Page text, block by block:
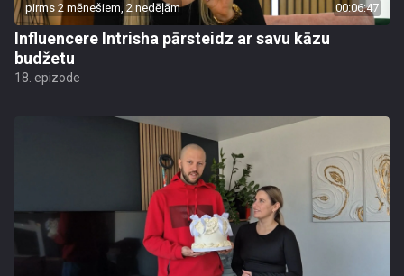
pirms 2 mēnešiem, 2 nedēļām 00:06:47
Influencere Intrisha pārsteidz ar savu kāzu
budžetu
18. epizode